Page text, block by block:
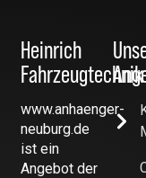
Heinrich
Fahrzeugtechnik
www.anhaenger-
neuburg.de
ist ein
Angebot der